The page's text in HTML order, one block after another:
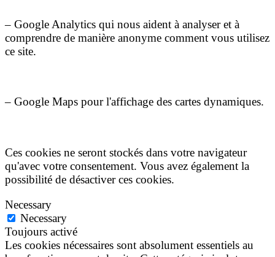
– Google Analytics qui nous aident à analyser et à
comprendre de manière anonyme comment vous utilisez
ce site.
– Google Maps pour l'affichage des cartes dynamiques.
Ces cookies ne seront stockés dans votre navigateur
qu'avec votre consentement. Vous avez également la
possibilité de désactiver ces cookies.
Necessary
Necessary
Toujours activé
Les cookies nécessaires sont absolument essentiels au